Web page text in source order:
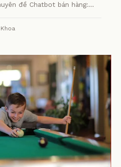
đề Chatbot bán hàng: